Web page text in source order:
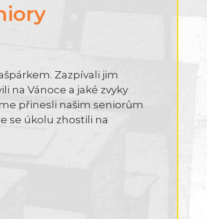
Zazpívali jim
na Vánoce a jaké zvyky
přinesli našim seniorům
se úkolu zhostili na